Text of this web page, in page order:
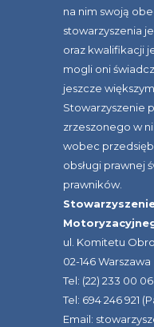
na nim swoją
stowarzyszenia
oraz kwalifikacji
mogli oni
jeszcze
Stowarzyszenie
zrzeszonego w
wobec
obsługi prawnej
prawników.
ul. Komitetu
02-146 Warszawa
Tel: (22) 233 00 06
Tel: 694 246 921
Email: